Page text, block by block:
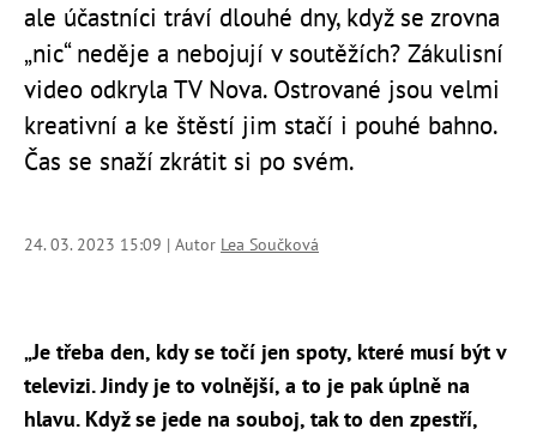
ale účastníci tráví dlouhé dny, když se zrovna
„nic“ neděje a nebojují v soutěžích? Zákulisní
video odkryla TV Nova. Ostrované jsou velmi
kreativní a ke štěstí jim stačí i pouhé bahno.
Čas se snaží zkrátit si po svém.
24. 03. 2023 15:09 | Autor Lea Součková
„Je třeba den, kdy se točí jen spoty, které musí být v
televizi. Jindy je to volnější, a to je pak úplně na
hlavu. Když se jede na souboj, tak to den zpestří,